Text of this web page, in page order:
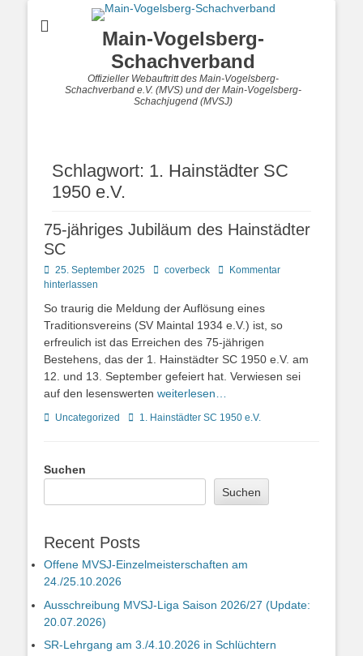
Main-Vogelsberg-
Schachverband
Offizieller Webauftritt des Main-Vogelsberg-
Schachverband e.V. (MVS) und der Main-Vogelsberg-
Schachjugend (MVSJ)
Schlagwort: 1. Hainstädter SC
1950 e.V.
75-jähriges Jubiläum des Hainstädter
SC
Posted
on
25. September 2025 Autorcoverbeck
Kommentar
hinterlassen
So traurig die Meldung der Auflösung eines
Traditionsvereins (SV Maintal 1934 e.V.) ist, so
erfreulich ist das Erreichen des 75-jährigen
Bestehens, das der 1. Hainstädter SC 1950 e.V. am
12. und 13. September gefeiert hat. Verwiesen sei
auf den lesenswerten weiterlesen…
Kategorien
Uncategorized Schlagworte
1. Hainstädter SC 1950 e.V.
Suchen
Suchen
Recent Posts
Offene MVSJ-Einzelmeisterschaften am
24./25.10.2026
Ausschreibung MVSJ-Liga Saison 2026/27 (Update:
20.07.2026)
SR-Lehrgang am 3./4.10.2026 in Schlüchtern